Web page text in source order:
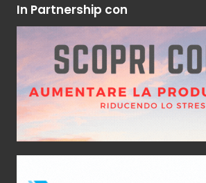
In Partnership con